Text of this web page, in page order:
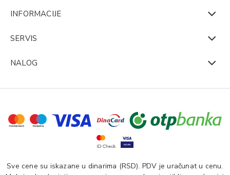
INFORMACIJE
SERVIS
NALOG
Sve cene su iskazane u dinarima (RSD). PDV je uračunat u cenu.